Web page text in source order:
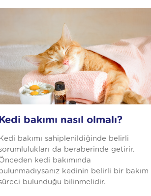
Kedi bakımı nasıl olmalı?
Kedi bakımı sahiplenildiğinde belirli
da beraberinde getirir.
kedi bakımında
bulunmadıysanız kedinin belirli bir bakım
bulunduğu bilinmelidir.